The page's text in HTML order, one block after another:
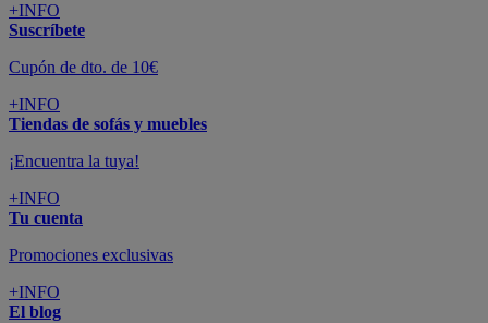
+INFO
Suscríbete
Cupón de dto. de 10€
+INFO
Tiendas de sofás y muebles
¡Encuentra la tuya!
+INFO
Tu cuenta
Promociones exclusivas
+INFO
El blog